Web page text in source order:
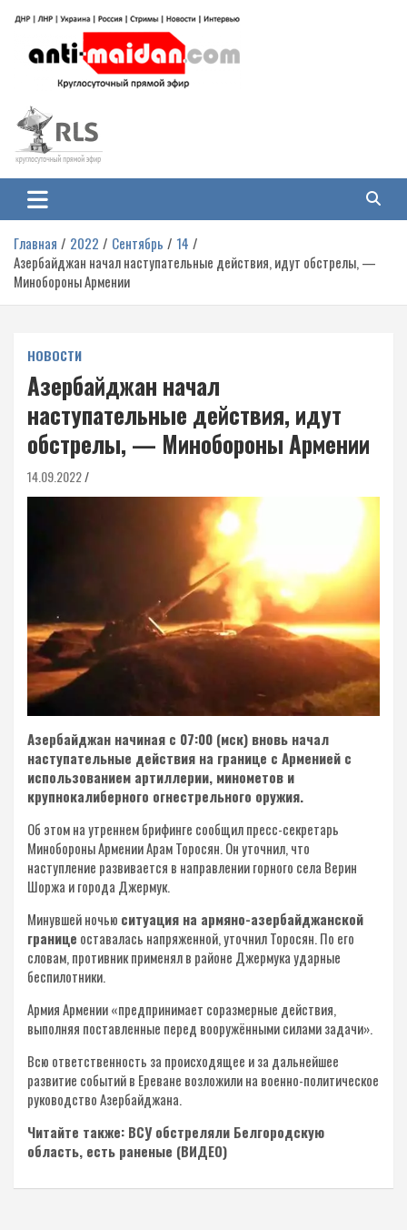
содержимому
Антимайдан: Гражданская война
на Украине
гражданской войне на Украине, включая события в Новороссии, ДНР,
ЛНР и других регионах.
Главная 2022 Сентябрь
14
Азербайджан начал наступательные действия, идут обстрелы, —
Минобороны Армении
НОВОСТИ
Азербайджан начал
наступательные действия, идут
обстрелы, — Минобороны Армении
14.09.2022
Азербайджан начиная с 07:00 (мск) вновь начал
наступательные действия на границе с Арменией с
использованием артиллерии, минометов и
крупнокалиберного огнестрельного оружия.
Об этом на утреннем брифинге сообщил пресс-секретарь
Минобороны Армении Арам Торосян. Он уточнил, что
наступление развивается в направлении горного села Верин
Шоржа и города Джермук.
Минувшей ночью ситуация на армяно-азербайджанской
границе оставалась напряженной, уточнил Торосян. По его
словам, противник применял в районе Джермука ударные
беспилотники.
Армия Армении «предпринимает соразмерные действия,
выполняя поставленные перед вооружёнными силами задачи».
Всю ответственность за происходящее и за дальнейшее
развитие событий в Ереване возложили на военно-политическое
руководство Азербайджана.
Читайте также: ВСУ обстреляли Белгородскую
область, есть раненые (ВИДЕО)